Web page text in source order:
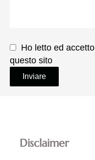
Ho letto ed accetto
questo sito
Inviare
Disclaimer